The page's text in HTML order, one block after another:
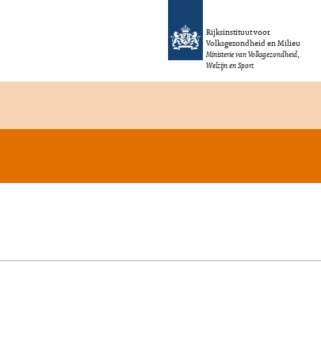
Rijksinstituut voor
Volksgezondheid en Milieu
Ministerie van Volksgezondheid,
Welzijn en Sport